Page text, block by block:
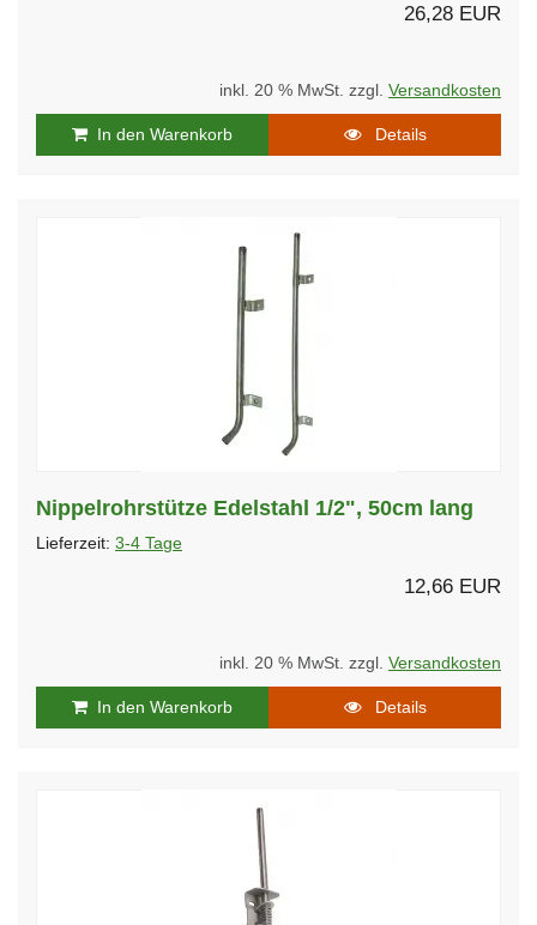
26,28 EUR
inkl. 20 % MwSt. zzgl. Versandkosten
In den Warenkorb Details
Nippelrohrstütze Edelstahl 1/2", 50cm lang
Lieferzeit: 3-4 Tage
12,66 EUR
inkl. 20 % MwSt. zzgl. Versandkosten
In den Warenkorb Details